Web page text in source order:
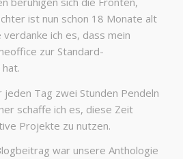
ist nun schon 18 Monate alt
ich es, dass mein
zur Standard-
jeden Tag zwei Stunden Pendeln
schaffe ich es, diese Zeit
Projekte zu nutzen.
war unsere Anthologie